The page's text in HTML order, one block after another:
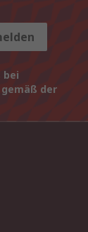
bei
der